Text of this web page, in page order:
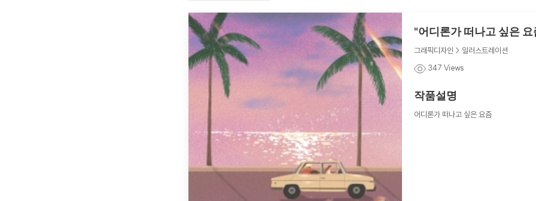
"어디론가 떠나고 싶은 요
그래픽디자인 > 일러스트레이션
347 Views
작품설명
어디론가 떠나고 싶은 요즘